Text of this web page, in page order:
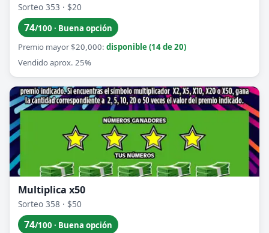
Sorteo 353 · $20
74/100 · Buena opción
Premio mayor $20,000: disponible (14 de 20)
Vendido aprox. 25%
Multiplica x50
Sorteo 358 · $50
74/100 · Buena opción